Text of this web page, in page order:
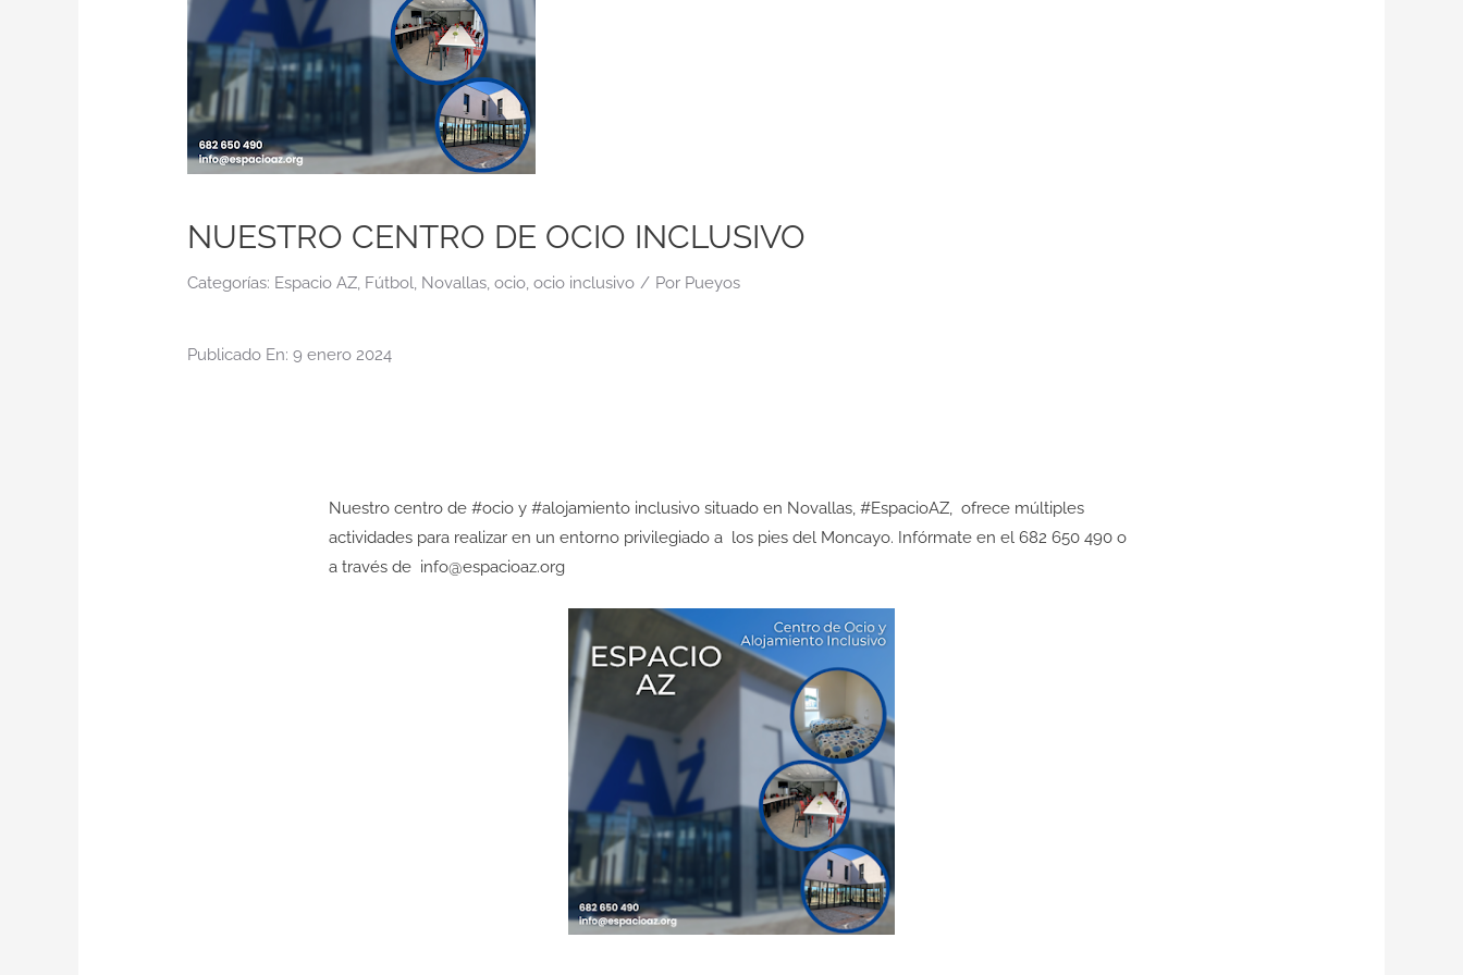
NUESTRO CENTRO DE OCIO INCLUSIVO
Categorías: Espacio AZ, Fútbol, Novallas, ocio, ocio inclusivo / Por Pueyos
Publicado En: 9 enero 2024
Nuestro centro de #ocio y #alojamiento inclusivo situado en Novallas, #EspacioAZ, ofrece múltiples
actividades para realizar en un entorno privilegiado a los pies del Moncayo. Infórmate en el 682 650 490 o
a través de info@espacioaz.org